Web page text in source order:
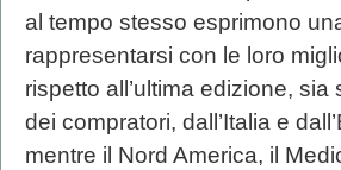
al tempo stesso esprimono
rappresentarsi con le loro
rispetto all’ultima edizione,
dei compratori, dall’Italia e
mentre il Nord America, il